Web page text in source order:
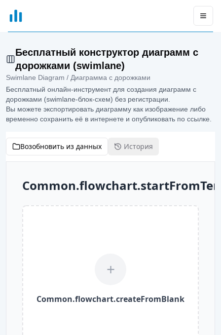
xGrapher
Бесплатный конструктор диаграмм с
дорожками (swimlane)
Swimlane Diagram / Диаграмма с дорожками
Бесплатный онлайн-инструмент для создания диаграмм с
дорожками (swimlane-блок-схем) без регистрации.
Вы можете экспортировать диаграмму как изображение либо
временно сохранить её в интернете и опубликовать по ссылке.
Возобновить из данных История
+
Common.flowchart.createFromBlank